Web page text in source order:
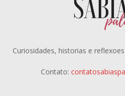
Curiosidades, historias e
Contato: